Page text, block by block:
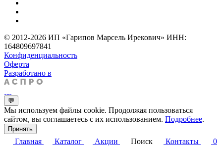
© 2012-2026 ИП «Гарипов Марсель Ирекович» ИНН:
164809697841
Конфиденциальность
Оферта
Разработано в
💬
Мы используем файлы cookie. Продолжая пользоваться
сайтом, вы соглашаетесь с их использованием. Подробнее.
Принять
Главная Каталог Акции Поиск Контакты
0